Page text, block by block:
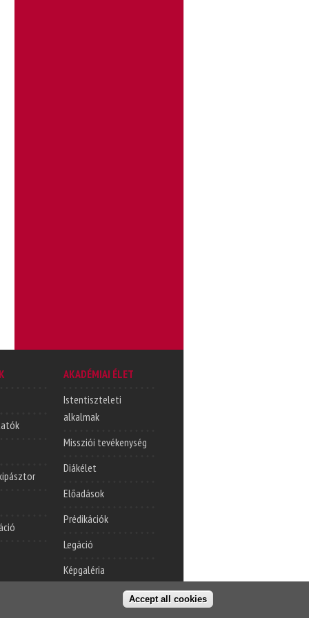
AKADÉMIAI ÉLET
Istentiszteleti
alkalmak
Missziói tevékenység
Diákélet
Előadások
Prédikációk
Legáció
Képgaléria
Accept all cookies